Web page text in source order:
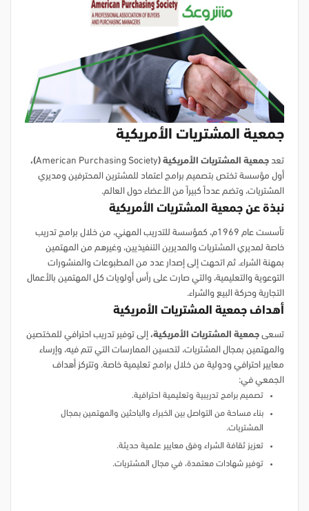
جمعية المشتريات الأمريكية
تعد جمعية المشتريات الأمريكية (American Purchasing Society)،
أول مؤسسة تختص بتصميم برامج اعتماد للمشترين المحترفين ومديري
المشتريات، وتضم عدداً كبيراً من الأعضاء حول العالم.
نبذة عن جمعية المشتريات الأمريكية
تأسست عام 1969م، كمؤسسة للتدريب المهني، من خلال برامج تدريب
خاصة لمديري المشتريات والمديرين التنفيذيين، وغيرهم من المهتمين
بمهنة الشراء. ثم اتحهت إلى إصدار عدد من المطبوعات والمنشورات
التوعوية والتعليمية، والتي صارت على رأس أولويات كل المهتمين بالأعمال
التجارية وحركة البيع والشراء.
أهداف جمعية المشتريات الأمريكية
تسعى جمعية المشتريات الأمريكية، إلى توفير تدريب احترافي للمختصين
والمهتمين بمجال المشتريات، لتحسين الممارسات التي تتم فيه، وإرساء
معايير احترافي ودولية من خلال برامج تعليمية خاصة. وتتركز أهداف
الجمعي في:
تصميم برامج تدريبية وتعليمية احترافية.
بناء مساحة من التواصل بين الخبراء والباحثين والمهتمين بمجال
المشتريات.
تعزيز ثقافة الشراء وفق معايير علمية حديثة.
توفير شهادات معتمدة، في مجال المشتريات.